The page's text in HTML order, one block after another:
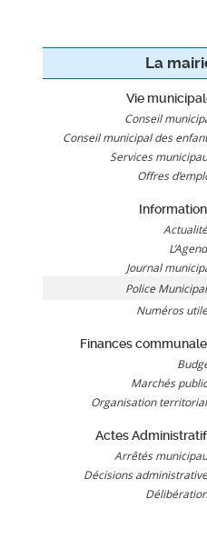
La
Vie
Conseil
Conseil municipal des
Services
Offres
Journal
Police
Numéros
Finances
Marchés
Organisation
Actes
Arrêtés
Décisions